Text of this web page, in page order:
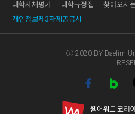
대학자체평가
대학규정집 찾아오시
개인정보제3자제공공시
ⓒ 2020 BY Daelim